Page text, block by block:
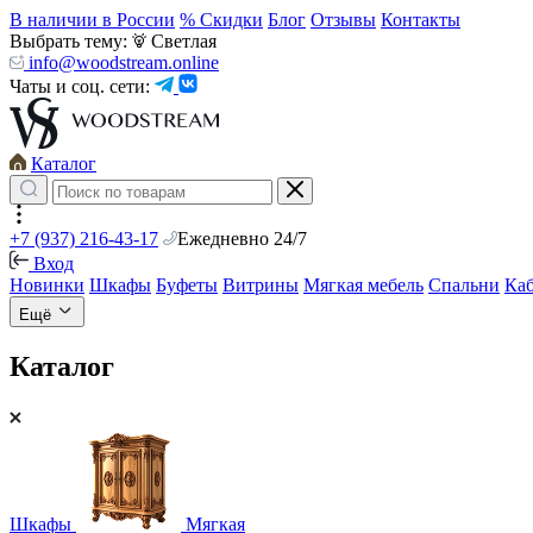
В наличии в России % Скидки Блог Отзывы Контакты
Выбрать тему:
Светлая
info@woodstream.online
Чаты и соц. сети:
Каталог
+7 (937) 216-43-17
Ежедневно 24/7
Вход
Новинки Шкафы Буфеты Витрины Мягкая мебель Спальни
Ещё
Каталог
Шкафы Мягкая